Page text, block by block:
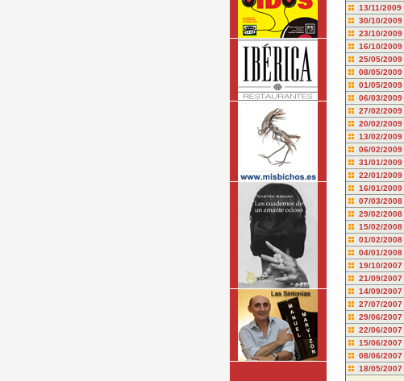
13/11/2009
30/10/2009
23/10/2009
16/10/2009
25/05/2009
08/05/2009
01/05/2009
06/03/2009
27/02/2009
20/02/2009
13/02/2009
06/02/2009
31/01/2009
22/01/2009
16/01/2009
07/03/2008
29/02/2008
15/02/2008
01/02/2008
04/01/2008
19/10/2007
21/09/2007
14/09/2007
27/07/2007
29/06/2007
22/06/2007
15/06/2007
08/06/2007
18/05/2007